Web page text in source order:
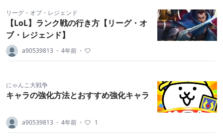
リーグ・オブ・レジェンド
【LoL】ランク戦の行き方【リーグ・オ
ブ・レジェンド】
a90539813 ・ 4年前 ・
にゃんこ大戦争
キャラの強化方法とおすすめ強化キャラ
a90539813 ・ 4年前 ・ 1